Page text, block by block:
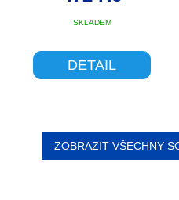
SKLADEM
DETAIL
ZOBRAZIT VŠECHNY